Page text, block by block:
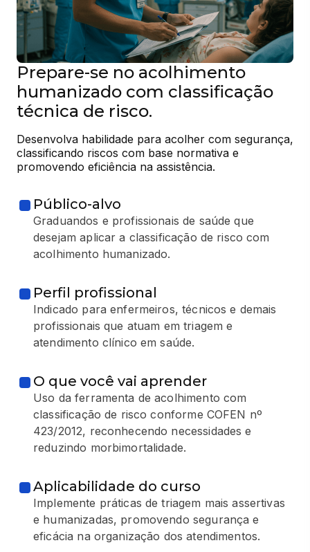
Prepare-se no acolhimento
humanizado com classificação
técnica de risco.
Desenvolva habilidade para acolher com segurança,
classificando riscos com base normativa e
promovendo eficiência na assistência.
Público-alvo
Graduandos e profissionais de saúde que
desejam aplicar a classificação de risco com
acolhimento humanizado.
Perfil profissional
Indicado para enfermeiros, técnicos e demais
profissionais que atuam em triagem e
atendimento clínico em saúde.
O que você vai aprender
Uso da ferramenta de acolhimento com
classificação de risco conforme COFEN nº
423/2012, reconhecendo necessidades e
reduzindo morbimortalidade.
Aplicabilidade do curso
Implemente práticas de triagem mais assertivas
e humanizadas, promovendo segurança e
eficácia na organização dos atendimentos.